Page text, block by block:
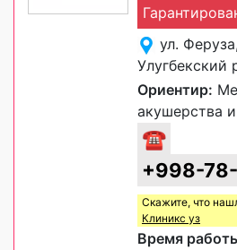
ул.
Улугбекский
Ориентир:
акушерства
☎
+998-
Скажите, что
Клиникс уз
Время